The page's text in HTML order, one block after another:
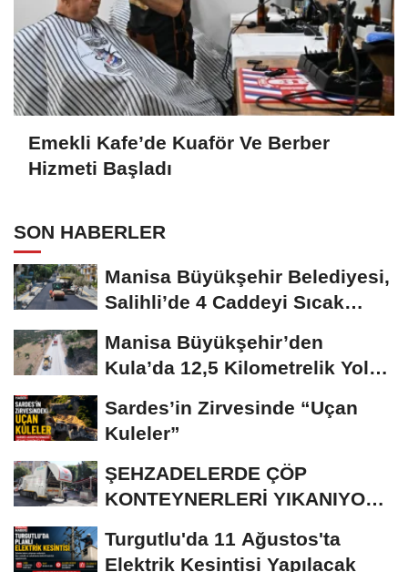
Emekli Kafe’de Kuaför Ve Berber
Hizmeti Başladı
SON HABERLER
Manisa Büyükşehir Belediyesi,
Salihli’de 4 Caddeyi Sıcak
Manisa Büyükşehir’den
Kula’da 12,5 Kilometrelik Yol
Sardes’in Zirvesinde “Uçan
Kuleler”
ŞEHZADELERDE ÇÖP
KONTEYNERLERİ YIKANIYOR
Turgutlu'da 11 Ağustos'ta
Elektrik Kesintisi Yapılacak